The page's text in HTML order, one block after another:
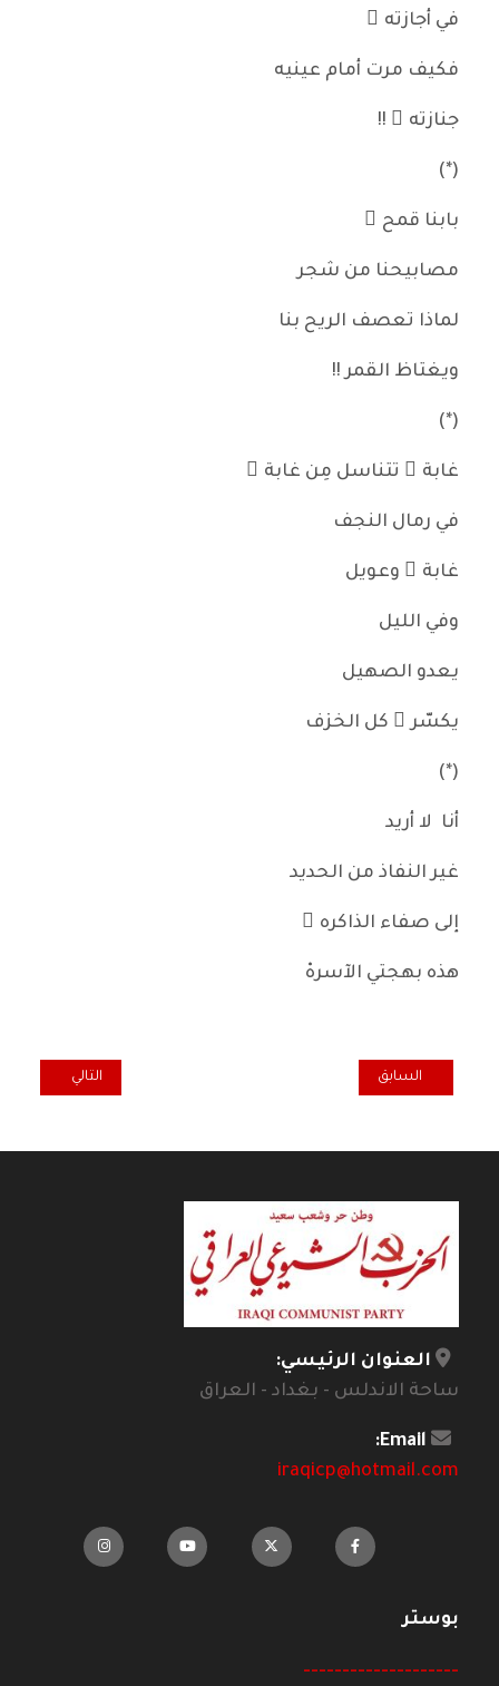
في أجازته ٍ
فكيف مرت أمام عينيه
جنازته ُ !!
(*)
بابنا قمح ٌ
مصابيحنا من شجر
لماذا تعصف الريح بنا
ويغتاظ القمر !!
(*)
غابة ٌ تتناسل مِن غابة ٍ
في رمال النجف
غابة ٌ وعويل
وفي الليل
يعدو الصهيل
يكسّر ُ كل الخزف
(*)
أنا لا أريد
غير النفاذ من الحديد
إلى صفاء الذاكره ْ
هذه بهجتي الآسرهْ
المقال السابق: البعبع(1) / سلام عمر**
السابق المقال التالي:
التالي
العنوان الرئيسي:
ساحة الاندلس - بغداد - العراق
Email:
iraqicp@hotmail.com
بوستر
--------------------